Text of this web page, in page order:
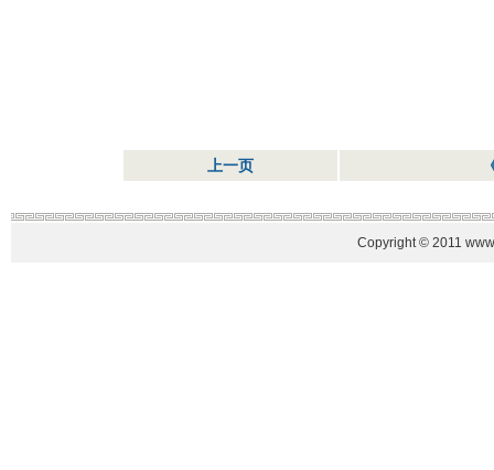
上一页
Copyright © 2011